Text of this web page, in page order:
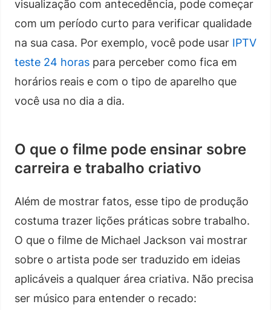
visualização com antecedência, pode começar
com um período curto para verificar qualidade
na sua casa. Por exemplo, você pode usar IPTV
teste 24 horas para perceber como fica em
horários reais e com o tipo de aparelho que
você usa no dia a dia.
O que o filme pode ensinar sobre
carreira e trabalho criativo
Além de mostrar fatos, esse tipo de produção
costuma trazer lições práticas sobre trabalho.
O que o filme de Michael Jackson vai mostrar
sobre o artista pode ser traduzido em ideias
aplicáveis a qualquer área criativa. Não precisa
ser músico para entender o recado: